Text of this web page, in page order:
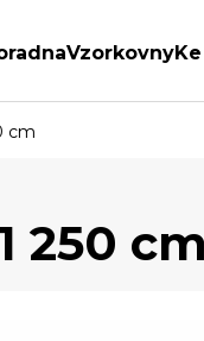
Vzorkovny
cm
250 cm